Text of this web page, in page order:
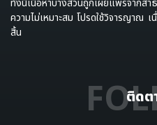
ความไม่เหมาะสม โปรดใช้วิจารญาณ
สิ้น
ติดต